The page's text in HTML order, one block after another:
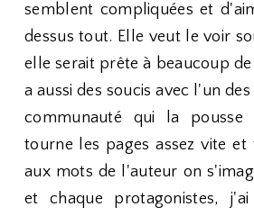
semblent compliquées et
dessus tout. Elle veut le voir
elle serait prête à beaucoup
a aussi des soucis avec l'un
communauté qui la pousse
tourne les pages assez vite et
aux mots de l'auteur on
et chaque protagonistes,